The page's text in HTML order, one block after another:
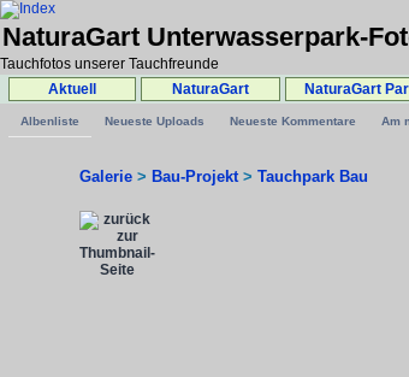
NaturaGart Unterwasserpark-
Tauchfotos unserer Tauchfreunde
Aktuell
NaturaGart NaturaGart
Albenliste Neueste Uploads Neueste Kommentare Am
Galerie > Bau-Projekt> Tauchpark Bau